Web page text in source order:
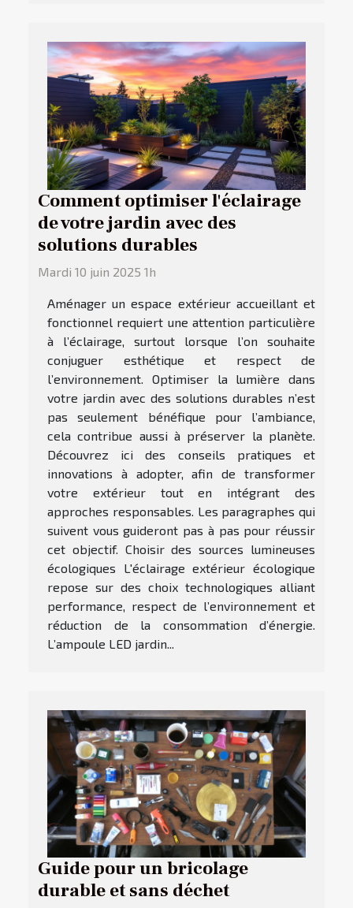
Comment optimiser l'éclairage
de votre jardin avec des
solutions durables
Mardi 10 juin 2025 1h
Aménager un espace extérieur accueillant et
fonctionnel requiert une attention particulière
à l’éclairage, surtout lorsque l’on souhaite
conjuguer esthétique et respect de
l’environnement. Optimiser la lumière dans
votre jardin avec des solutions durables n’est
pas seulement bénéfique pour l’ambiance,
cela contribue aussi à préserver la planète.
Découvrez ici des conseils pratiques et
innovations à adopter, afin de transformer
votre extérieur tout en intégrant des
approches responsables. Les paragraphes qui
suivent vous guideront pas à pas pour réussir
cet objectif. Choisir des sources lumineuses
écologiques L'éclairage extérieur écologique
repose sur des choix technologiques alliant
performance, respect de l’environnement et
réduction de la consommation d’énergie.
L’ampoule LED jardin...
Guide pour un bricolage
durable et sans déchet